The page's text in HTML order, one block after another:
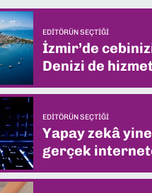
EDITÖRÜN SEÇTIĞI
İzmir’de
Denizi de
EDITÖRÜN SEÇTIĞI
Yapay zekâ
gerçek